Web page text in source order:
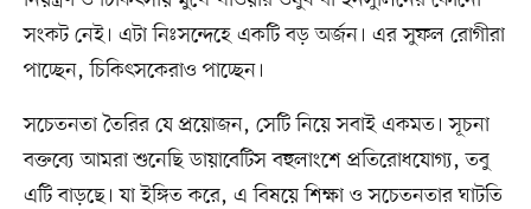
সংকট নেই। এটা নিঃসন্দেহে একটি বড় অর্জন। এর সুফল রোগীরা
পাচ্ছেন, চিকিৎসকেরাও পাচ্ছেন।
সচেতনতা তৈরির যে প্রয়োজন, সেটি নিয়ে সবাই একমত। সূচনা
বক্তব্যে আমরা শুনেছি ডায়াবেটিস বহুলাংশে প্রতিরোধযোগ্য, তবু
এটি বাড়ছে। যা ইঙ্গিত করে, এ বিষয়ে শিক্ষা ও সচেতনতার ঘাটতি